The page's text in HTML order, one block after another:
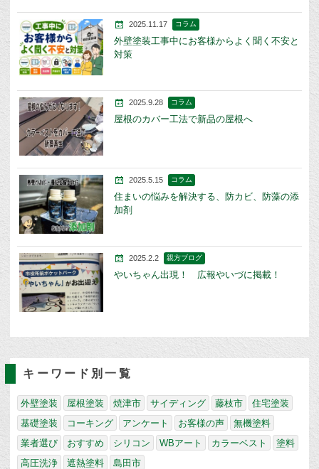
2025.11.17 コラム
外壁塗装工事中にお客様からよく聞く不安と
対策
2025.9.28 コラム
屋根のカバー工法で新品の屋根へ
2025.5.15 コラム
住まいの悩みを解決する、防カビ、防藻の添
加剤
2025.2.2 親方ブログ
やいちゃん出現！ 広報やいづに掲載！
キーワード別一覧
外壁塗装 屋根塗装 焼津市 サイディング 藤枝市
住宅塗装
基礎塗装
コーキング アンケート お客様の声
無機塗料
業者選び
おすすめ シリコン WBアート カラーベスト
塗料
高圧洗浄
遮熱塗料 島田市